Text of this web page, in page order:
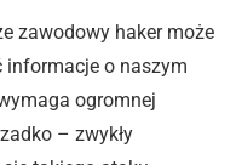
zawodowy haker może
informacje o naszym
ogromnej
– zwykły